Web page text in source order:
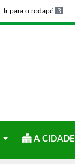
Ir para o rodapé 3
A CIDADE